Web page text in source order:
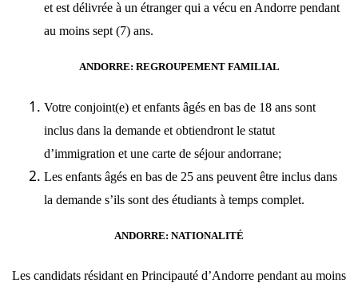
et est délivrée à un étranger qui a vécu en Andorre pendant
au moins sept (7) ans.
ANDORRE: REGROUPEMENT FAMILIAL
Votre conjoint(e) et enfants âgés en bas de 18 ans sont
inclus dans la demande et obtiendront le statut
d’immigration et une carte de séjour andorrane;
Les enfants âgés en bas de 25 ans peuvent être inclus dans
la demande s’ils sont des étudiants à temps complet.
ANDORRE: NATIONALITÉ
Les candidats résidant en Principauté d’Andorre pendant au moins